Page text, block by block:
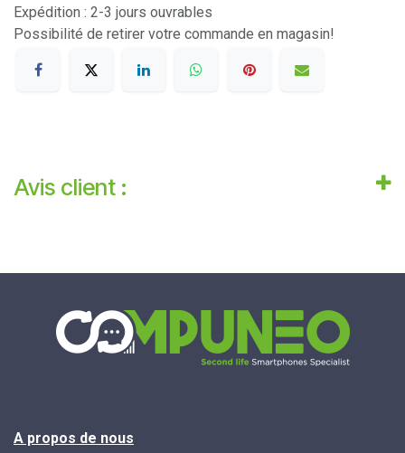
Expédition : 2-3 jours ouvrables
Possibilité de retirer votre commande en magasin!
Avis client :
A propos de nous